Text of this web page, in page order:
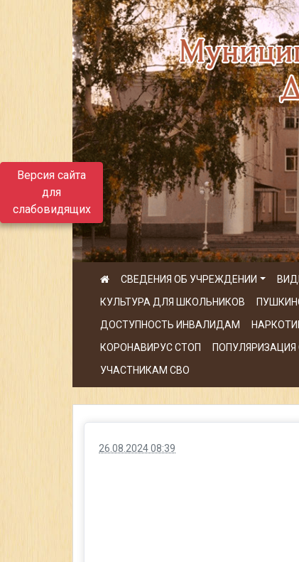
Версия сайта
для
слабовидящих
СВЕДЕНИЯ ОБ УЧРЕЖДЕНИИ
КУЛЬТУРА ДЛЯ ШКОЛЬНИКОВ
ДОСТУПНОСТЬ ИНВАЛИДАМ
КОРОНАВИРУС СТОП
ПОПУЛЯРИЗАЦИЯ
УЧАСТНИКАМ СВО
26.08.2024 08:39